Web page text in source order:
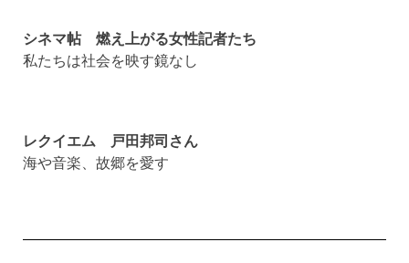
シネマ帖 燃え上がる女性記者たち
私たちは社会を映す鏡なし
レクイエム 戸田邦司さん
海や音楽、故郷を愛す